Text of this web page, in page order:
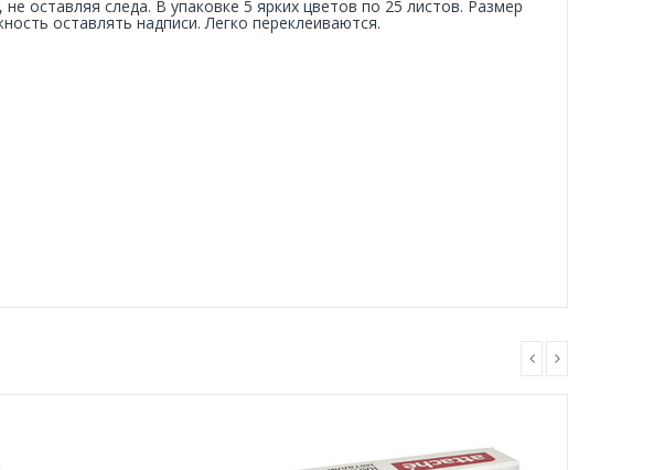
оставляя следа. В упаковке 5 ярких цветов по 25 листов. Размер
оставлять надписи. Легко переклеиваются.